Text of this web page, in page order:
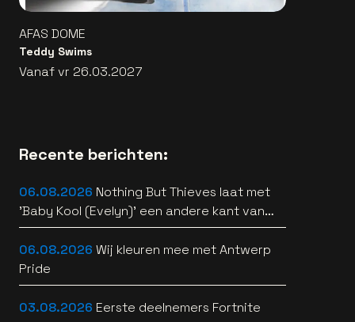
AFAS DOME
Teddy Swims
Vanaf vr 26.03.2027
Recente berichten:
06.08.2026 Nothing But Thieves laat met
'Baby Kool (Evelyn)' een andere kant van
zich horen [video]
06.08.2026 Wij kleuren mee met Antwerp
Pride
03.08.2026 Eerste deelnemers Fortnite